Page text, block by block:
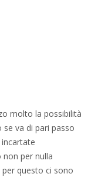
molto la possibilità
va di pari passo
per nulla
questo ci sono